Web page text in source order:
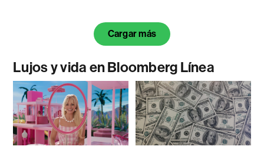
Cargar más
Lujos y vida en Bloomberg Línea